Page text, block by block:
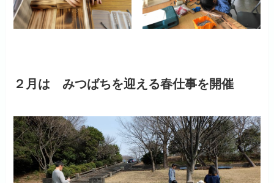
２月は みつばちを迎える春仕事を開催